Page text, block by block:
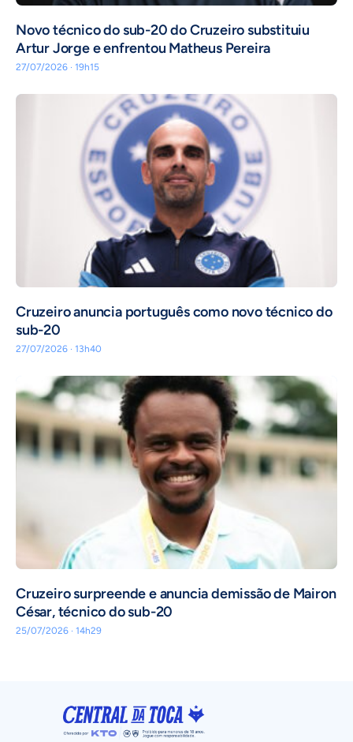
Novo técnico do sub-20 do Cruzeiro substituiu
Artur Jorge e enfrentou Matheus Pereira
27/07/2026 · 19h15
Cruzeiro anuncia português como novo técnico do
sub-20
27/07/2026 · 13h40
Cruzeiro surpreende e anuncia demissão de Mairon
César, técnico do sub-20
25/07/2026 · 14h29